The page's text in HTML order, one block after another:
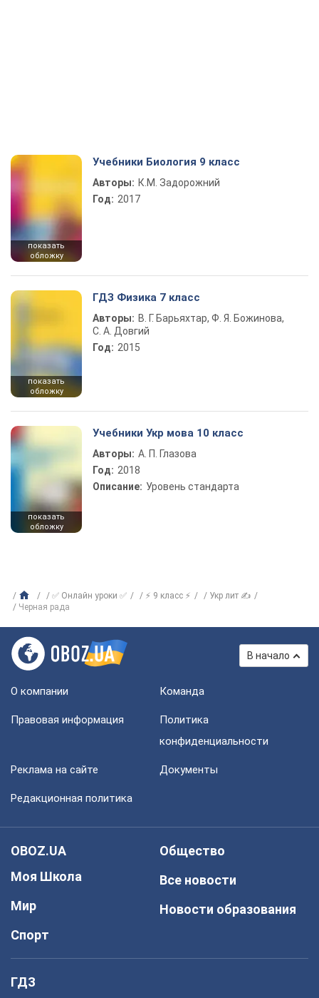
показать
обложку
Учебники Биология 9 класс
Авторы: К.М. Задорожний
Год: 2017
показать
обложку
ГДЗ Физика 7 класс
Авторы: В. Г. Барьяхтар, Ф. Я. Божинова,
С. А. Довгий
Год: 2015
показать
обложку
Учебники Укр мова 10 класс
Авторы: А. П. Глазова
Год: 2018
Описание: Уровень стандарта
✅ Онлайн уроки ✅ ⚡ 9 класс ⚡
Укр лит ✍
Черная рада
В начало
О компании Команда
Правовая информация
Политика
конфиденциальности
Реклама на сайте Документы
Редакционная политика
OBOZ.UA
Моя Школа
Мир
Спорт
Общество
Все новости
Новости образования
ГДЗ